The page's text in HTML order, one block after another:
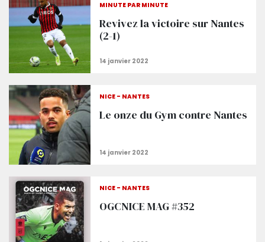
MINUTE PAR MINUTE
Revivez la victoire sur Nantes
(2-1)
NICE - NANTES
Le onze du Gym contre Nantes
NICE - NANTES
OGCNICE MAG #352